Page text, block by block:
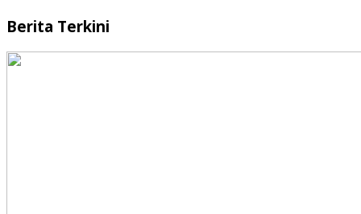
Berita Terkini